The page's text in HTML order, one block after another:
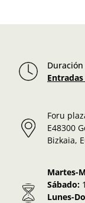
Entradas
Foru
E48300
Bizkaia,
Martes-
Sábado:
Lunes-